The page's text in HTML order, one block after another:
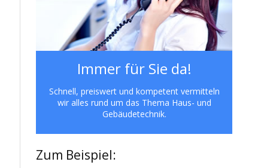
Immer für Sie da!
Schnell, preiswert und kompetent vermitteln
wir alles rund um das Thema Haus- und
Gebäudetechnik.
Zum Beispiel: